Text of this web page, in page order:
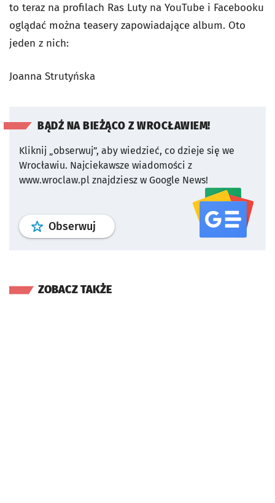
to teraz na profilach Ras Luty na YouTube i Facebooku
oglądać można teasery zapowiadające album. Oto
jeden z nich:
Joanna Strutyńska
BĄDŹ NA BIEŻĄCO Z WROCŁAWIEM!
Kliknij „obserwuj”, aby wiedzieć, co dzieje się we
Wrocławiu. Najciekawsze wiadomości z
www.wroclaw.pl znajdziesz w Google News!
Obserwuj profil serwisu
ZOBACZ TAKŻE